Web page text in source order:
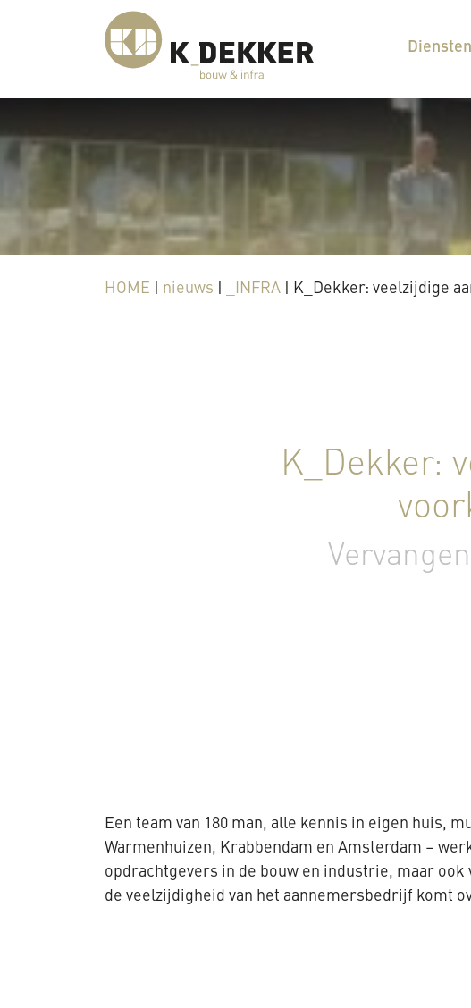
Diensten
HOME nieuws _INFRA K_Dekker: veelzijdige
K_Dekker:
Een team van 180 man, alle kennis in eigen huis,
Warmenhuizen, Krabbendam en Amsterdam –
opdrachtgevers in de bouw en industrie, maar
de veelzijdigheid van het aannemersbedrijf komt